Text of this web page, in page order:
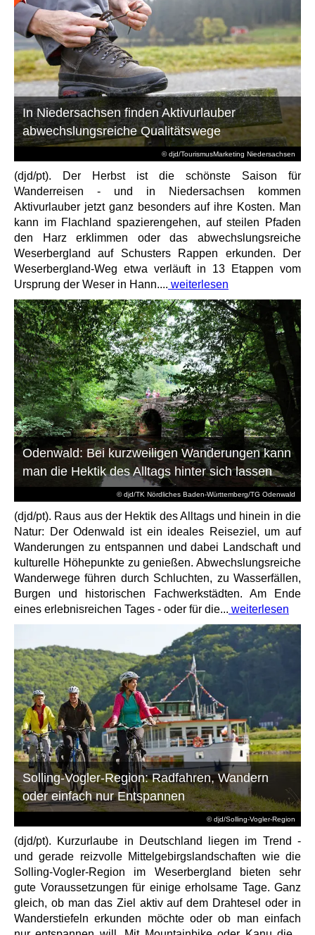
© djd/TourismusMarketing Niedersachsen
In Niedersachsen finden Aktivurlauber
abwechslungsreiche Qualitätswege
(djd/pt). Der Herbst ist die schönste Saison für
Wanderreisen - und in Niedersachsen kommen
Aktivurlauber jetzt ganz besonders auf ihre Kosten. Man
kann im Flachland spazierengehen, auf steilen Pfaden
den Harz erklimmen oder das abwechslungsreiche
Weserbergland auf Schusters Rappen erkunden. Der
Weserbergland-Weg etwa verläuft in 13 Etappen vom
Ursprung der Weser in Hann.... weiterlesen
© djd/TK Nördliches Baden-Württemberg/TG Odenwald
Odenwald: Bei kurzweiligen Wanderungen kann
man die Hektik des Alltags hinter sich lassen
(djd/pt). Raus aus der Hektik des Alltags und hinein in die
Natur: Der Odenwald ist ein ideales Reiseziel, um auf
Wanderungen zu entspannen und dabei Landschaft und
kulturelle Höhepunkte zu genießen. Abwechslungsreiche
Wanderwege führen durch Schluchten, zu Wasserfällen,
Burgen und historischen Fachwerkstädten. Am Ende
eines erlebnisreichen Tages - oder für die... weiterlesen
© djd/Solling-Vogler-Region
Solling-Vogler-Region: Radfahren, Wandern
oder einfach nur Entspannen
(djd/pt). Kurzurlaube in Deutschland liegen im Trend -
und gerade reizvolle Mittelgebirgslandschaften wie die
Solling-Vogler-Region im Weserbergland bieten sehr
gute Voraussetzungen für einige erholsame Tage. Ganz
gleich, ob man das Ziel aktiv auf dem Drahtesel oder in
Wanderstiefeln erkunden möchte oder ob man einfach